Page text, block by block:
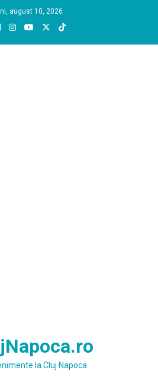
august 10, 2026
la Cluj Napoca